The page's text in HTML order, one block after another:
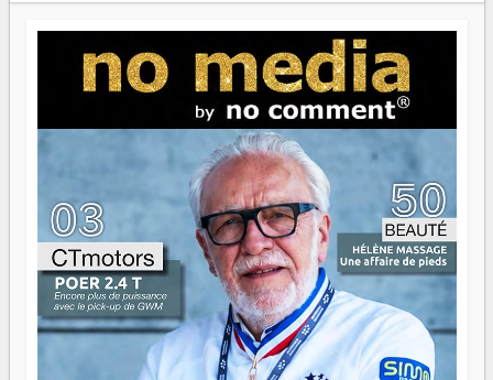
jeunes qui tiennent la torche. Alors oui, on pourrait
s'arrêter là, applaudir et rentrer chez soi satisfait. Mais ce
serait passer à côté d'une chose essentielle. La fougue, ça
brûle fort — et parfois, ça brûle vite. Une flamme sans
direction peut éclairer autant qu'elle peut consumer. C'est
là que les aînés entrent en scène — pas pour reprendre le
gouvernail, mais pour montrer où sont les récifs. Les jeunes
ont la force, les vieux ont l'expérience, comme on dit. Ce
n'est pas un combat de générations — c'est une question
d'équipage. Partagez vos réussites, mais aussi vos échecs.
Surtout vos échecs, d'ailleurs — ils enseignent mieux que
n'importe quel manuel. À Madagascar, la barque avance.
Il faut juste s'assurer que tout le monde rame dans le
même sens.